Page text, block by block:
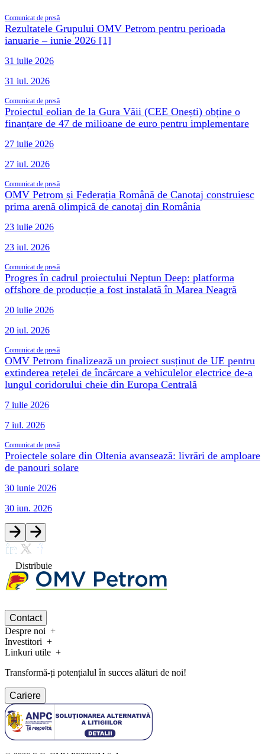
Comunicat de presă
Rezultatele Grupului OMV Petrom pentru perioada
ianuarie – iunie 2026 [1]
31 iulie 2026
31 iul. 2026
Comunicat de presă
Proiectul eolian de la Gura Văii (CEE Onești) obține o
finanțare de 47 de milioane de euro pentru implementare
27 iulie 2026
27 iul. 2026
Comunicat de presă
OMV Petrom și Federația Română de Canotaj construiesc
prima arenă olimpică de canotaj din România
23 iulie 2026
23 iul. 2026
Comunicat de presă
Progres în cadrul proiectului Neptun Deep: platforma
offshore de producție a fost instalată în Marea Neagră
20 iulie 2026
20 iul. 2026
Comunicat de presă
OMV Petrom finalizează un proiect susținut de UE pentru
extinderea rețelei de încărcare a vehiculelor electrice de-a
lungul coridorului cheie din Europa Centrală
7 iulie 2026
7 iul. 2026
Comunicat de presă
Proiectele solare din Oltenia avansează: livrări de amploare
de panouri solare
30 iunie 2026
30 iun. 2026
Distribuie
Contact
Despre noi
Investitori
Linkuri utile
Transformă-ți potențialul în succes alături de noi!
Cariere